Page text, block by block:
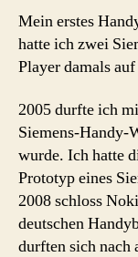
Mein erstes
hatte ich zwei
Player damals
2005 durfte ich
Siemens-Handy-
wurde. Ich hatte
Prototyp eines
2008 schloss
deutschen
durften sich nach